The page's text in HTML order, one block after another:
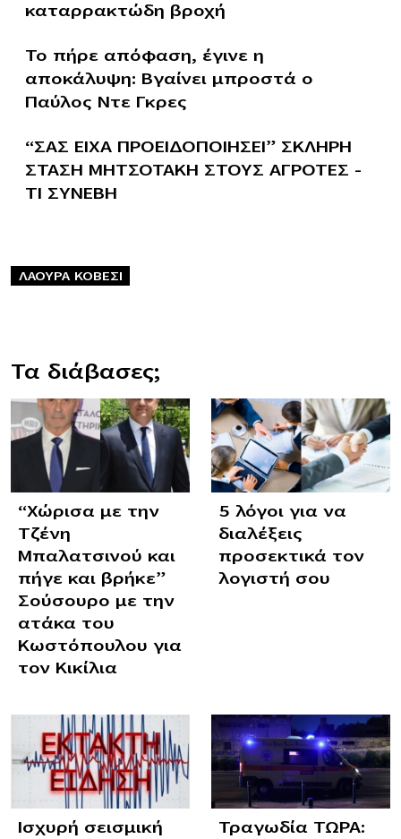
καταρρακτώδη βροχή
Το πήρε απόφαση, έγινε η
αποκάλυψη: Βγαίνει μπροστά ο
Παύλος Ντε Γκρες
“ΣΑΣ ΕΙΧΑ ΠΡΟΕΙΔΟΠΟΙΗΣΕΙ” ΣΚΛΗΡΗ
ΣΤΑΣΗ ΜΗΤΣΟΤΑΚΗ ΣΤΟΥΣ ΑΓΡΟΤΕΣ –
ΤΙ ΣΥΝΕΒΗ
ΛΑΟΥΡΑ ΚΟΒΕΣΙ
Τα διάβασες;
“Χώρισα με την
Τζένη
Μπαλατσινού και
πήγε και βρήκε”
Σούσουρο με την
ατάκα του
Κωστόπουλου για
τον Κικίλια
5 λόγοι για να
διαλέξεις
προσεκτικά τον
λογιστή σου
Ισχυρή σεισμική
Τραγωδία ΤΩΡΑ: